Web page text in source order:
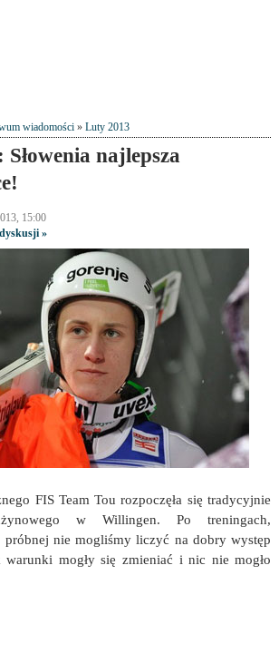
wiadomości» Luty 2013
najlepsza
15:00
»
FIS Team Tou rozpoczęła się tradycyjnie
w Willingen. Po treningach,
nie mogliśmy liczyć na dobry występ
warunki mogły się zmieniać i nic nie mogło